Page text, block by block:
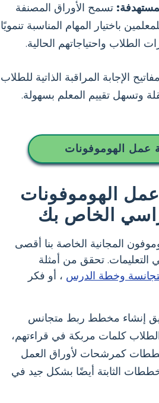
تسمح الأوراق المصنفة
باختيار المهام المناسبة تنمويًا
الطلاب واحتياجاتهم الحالية.
الإجابة المراقبة الذاتية للطلاب
وتسهل تقييم المعلم بسهولة.
عمل الهوموفونات
الهوموفونات
الخاص بك
المجانية الخاصة بنا أقصى
التعليمات. تحقق من أمثلة
وخطة الدرس ، أو فكر
إنشاء مخطط ربط متجانس
كلمات مربكة في قراءتهم،
كمرشحات لأوراق العمل
الثابتة أيضًا بشكل جيد في